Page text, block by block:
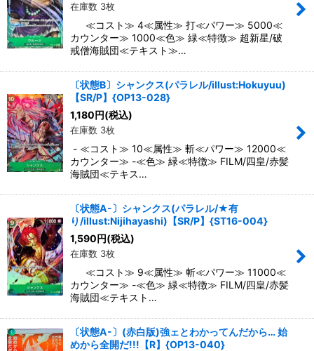
在庫数 3枚
≪コスト≫ 4≪属性≫ 打≪パワー≫ 5000≪
カウンター≫ 1000≪色≫ 緑≪特徴≫ 超新星/破
戒僧海賊団≪テキスト≫…
〔状態B〕シャンクス(パラレル/illust:Hokuyuu)
【SR/P】{OP13-028}
1,180円(税込)
在庫数 3枚
- ≪コスト≫ 10≪属性≫ 斬≪パワー≫ 12000≪
カウンター≫ -≪色≫ 緑≪特徴≫ FILM/四皇/赤髪
海賊団≪テキス…
〔状態A-〕シャンクス(パラレル/★有
り/illust:Nijihayashi)【SR/P】{ST16-004}
1,590円(税込)
在庫数 3枚
≪コスト≫ 9≪属性≫ 斬≪パワー≫ 11000≪
カウンター≫ -≪色≫ 緑≪特徴≫ FILM/四皇/赤髪
海賊団≪テキスト…
〔状態A-〕(赤白版)強ェとわかってんだから… 始
めから全開だ!!!【R】{OP13-040}